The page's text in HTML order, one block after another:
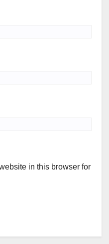
in this browser for